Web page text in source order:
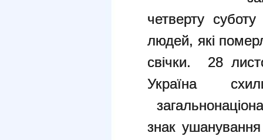
четверту
людей, які
свічки. 28
Україна
знак